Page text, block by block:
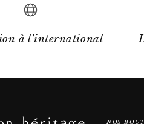
à l'international
NOS